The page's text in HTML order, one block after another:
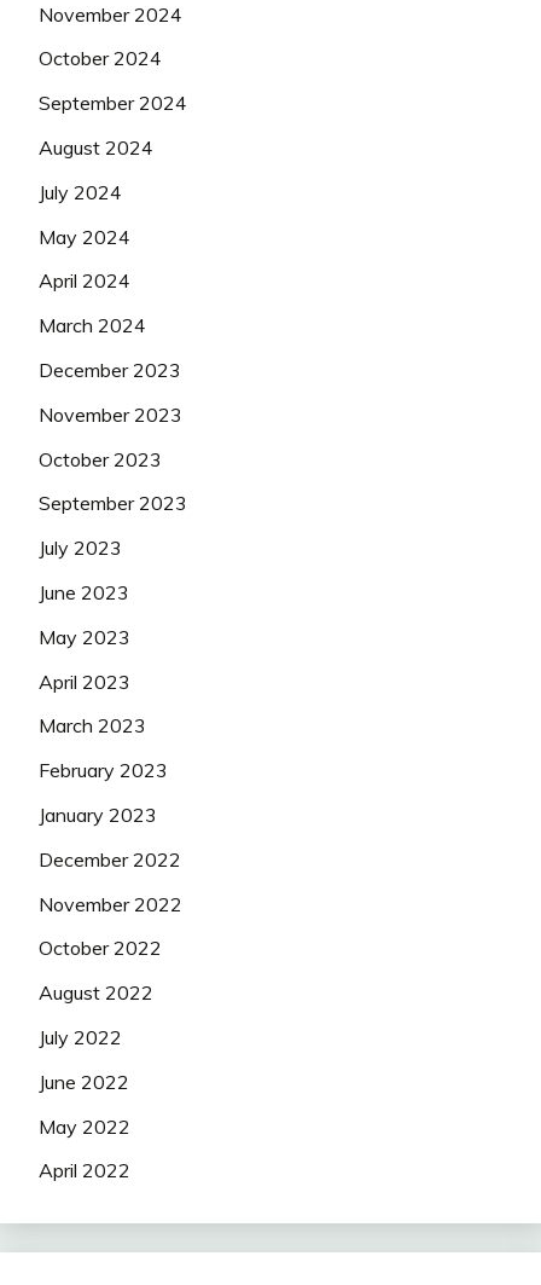
November 2024
October 2024
September 2024
August 2024
July 2024
May 2024
April 2024
March 2024
December 2023
November 2023
October 2023
September 2023
July 2023
June 2023
May 2023
April 2023
March 2023
February 2023
January 2023
December 2022
November 2022
October 2022
August 2022
July 2022
June 2022
May 2022
April 2022